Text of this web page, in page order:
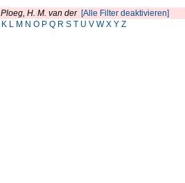
Ploeg, H. M. van der [Alle Filter deaktivieren]
K L M N O P Q R S T U V W X Y Z